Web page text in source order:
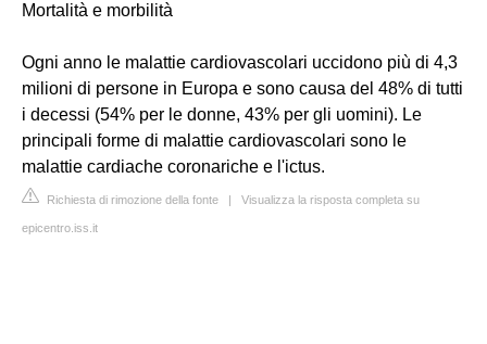
Mortalità e morbilità
Ogni anno le malattie cardiovascolari uccidono più di 4,3
milioni di persone in Europa e sono causa del 48% di tutti
i decessi (54% per le donne, 43% per gli uomini). Le
principali forme di malattie cardiovascolari sono le
malattie cardiache coronariche e l'ictus.
Richiesta di rimozione della fonte | Visualizza la risposta completa su
epicentro.iss.it